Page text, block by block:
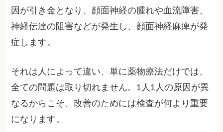
因が引き金となり、顔面神経の腫れや血流障害、
神経伝達の阻害などが発生し、顔面神経麻痺が発
症します。
それは人によって違い、単に薬物療法だけでは、
全ての問題は取り切れません。1人1人の原因が異
なるからこそ、改善のためには検査が何より重要
になります。